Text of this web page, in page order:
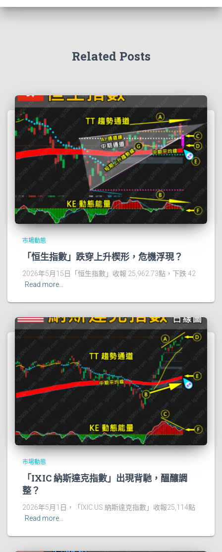
Related Posts
市場動態
「恒生指數」跌穿上升楔形，危機浮現？
2026年5月15日「恒生指數」收報 25,962.73點，下跌 42
Read more…
市場動態
「IXIC 納斯達克指數」出現背馳，醞釀調
整？
2026年5月1日，「IXIC.US 納斯達克指數」收報25,114點
Read more…